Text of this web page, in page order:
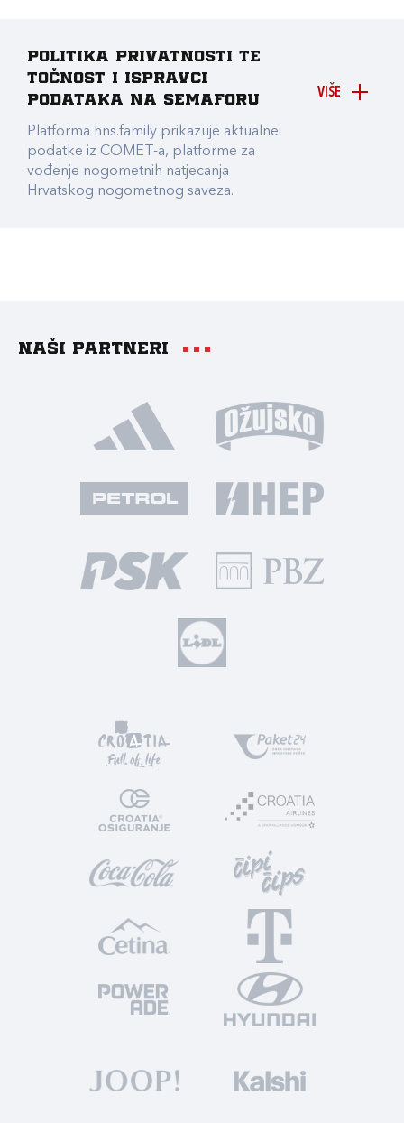
VIŠE
Politika privatnosti te
točnost i ispravci
podataka na Semaforu
Platforma hns.family prikazuje aktualne
podatke iz COMET-a, platforme za
vođenje nogometnih natjecanja
Hrvatskog nogometnog saveza.
Naši partneri